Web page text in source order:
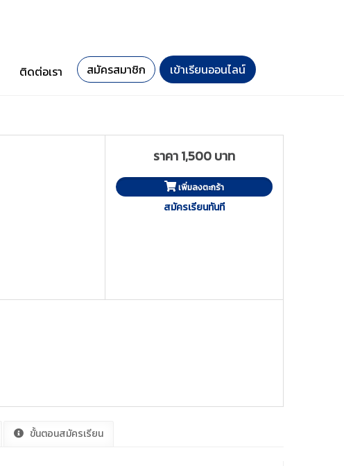
ติดต่อเรา สมัครสมาชิก เข้าเรียนออนไลน์
ราคา 1,500 บาท
เพิ่มลงตะกร้า
สมัครเรียนทันที
ขั้นตอนสมัครเรียน